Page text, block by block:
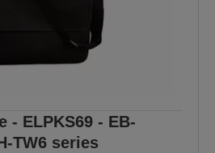
- ELPKS69 - EB-
TW6 series